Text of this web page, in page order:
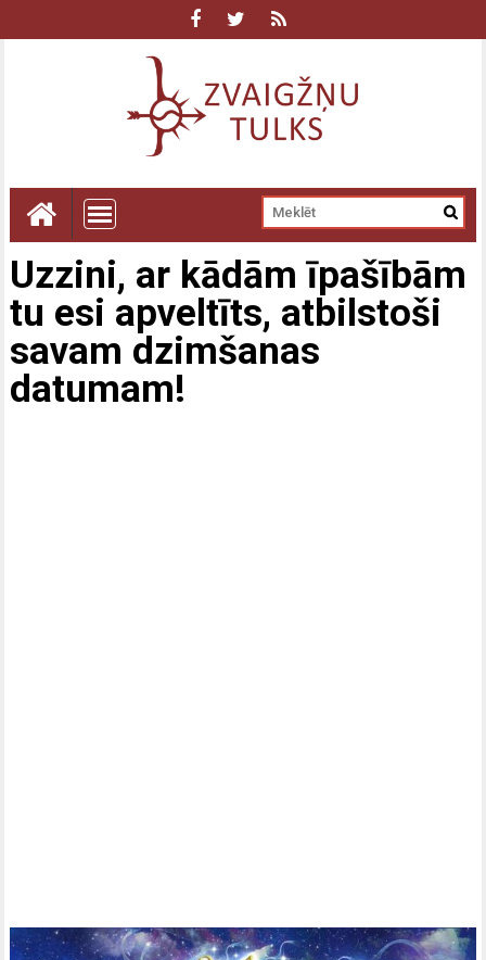
Uzzini, ar kādām īpašībām
tu esi apveltīts, atbilstoši
savam dzimšanas
datumam!